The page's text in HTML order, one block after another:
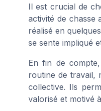
Il est crucial de
activité de chasse
réalisé en
se sente impliqué
En fin de
routine de travail,
collective. Ils
valorisé et motivé